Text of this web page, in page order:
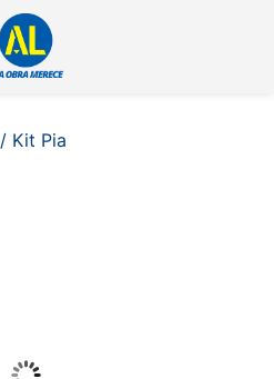
/ Kit Pia